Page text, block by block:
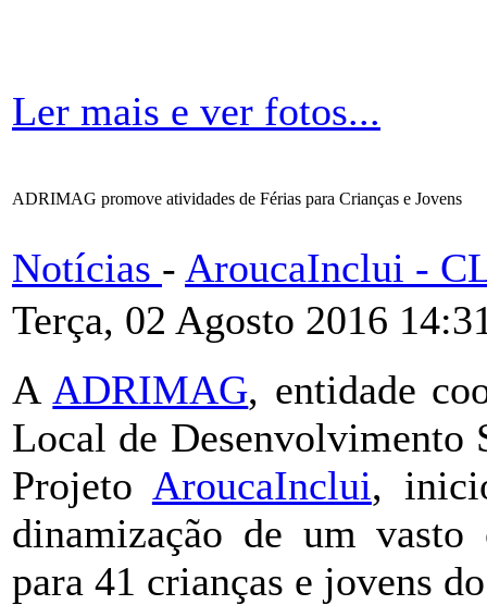
Ler mais e ver fotos...
ADRIMAG promove atividades de Férias para Crianças e Jovens
Notícias - AroucaInclui -
Terça, 02 Agosto 2016
A ADRIMAG, entidade
Local de Desenvolvimento
Projeto AroucaInclui,
dinamização de um
para 41 crianças e jovens